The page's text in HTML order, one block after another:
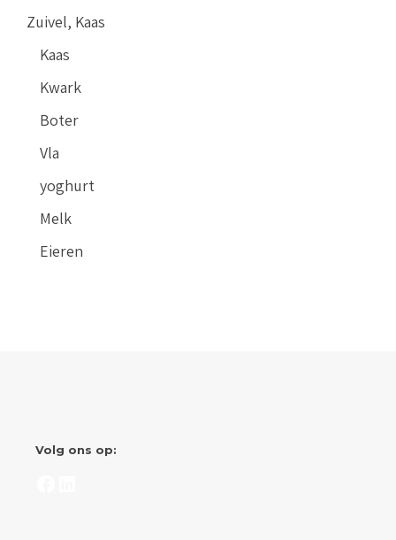
Zuivel, Kaas
Kaas
Kwark
Boter
Vla
yoghurt
Melk
Eieren
Volg ons op: